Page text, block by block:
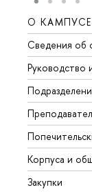
О КАМПУСЕ
Сведения об
Руководство
Корпуса и
Закупки